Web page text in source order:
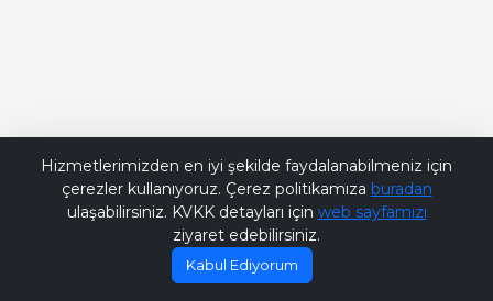
Hizmetlerimizden en iyi şekilde faydalanabilmeniz için
çerezler kullanıyoruz. Çerez politikamıza buradan
ulaşabilirsiniz. KVKK detayları için web sayfamızı
ziyaret edebilirsiniz.
Kabul Ediyorum
Bana Soru Sor | Ask Me